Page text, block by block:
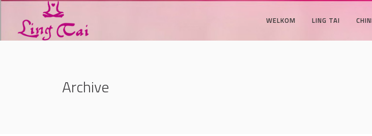
WELKOM LING TAI
Archive